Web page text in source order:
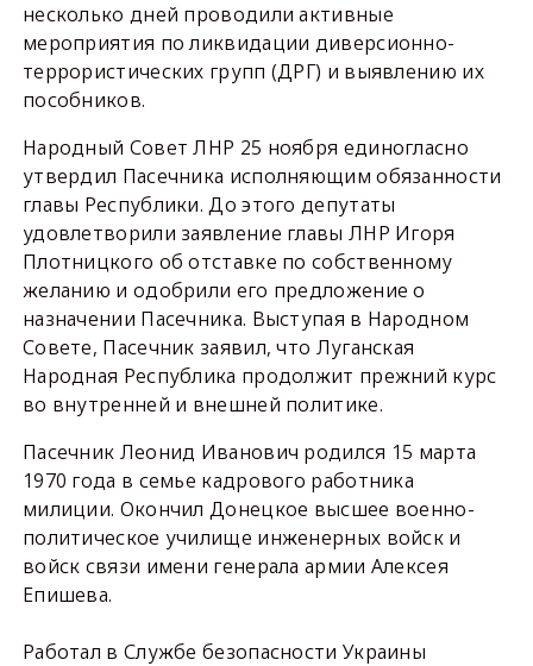
несколько дней проводили активные
мероприятия по ликвидации диверсионно-
террористических групп (ДРГ) и выявлению их
пособников.
Народный Совет ЛНР 25 ноября единогласно
утвердил Пасечника исполняющим обязанности
главы Республики. До этого депутаты
удовлетворили заявление главы ЛНР Игоря
Плотницкого об отставке по собственному
желанию и одобрили его предложение о
назначении Пасечника. Выступая в Народном
Совете, Пасечник заявил, что Луганская
Народная Республика продолжит прежний курс
во внутренней и внешней политике.
Пасечник Леонид Иванович родился 15 марта
1970 года в семье кадрового работника
милиции. Окончил Донецкое высшее военно-
политическое училище инженерных войск и
войск связи имени генерала армии Алексея
Епишева.
Работал в Службе безопасности Украины